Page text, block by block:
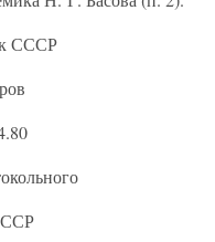
СССР